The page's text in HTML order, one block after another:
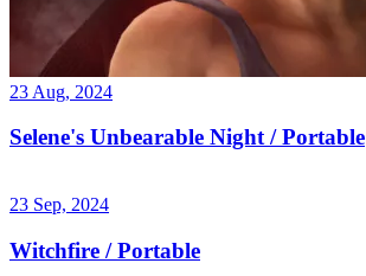
23 Aug, 2024
Selene's Unbearable Night / Portable
23 Sep, 2024
Witchfire / Portable